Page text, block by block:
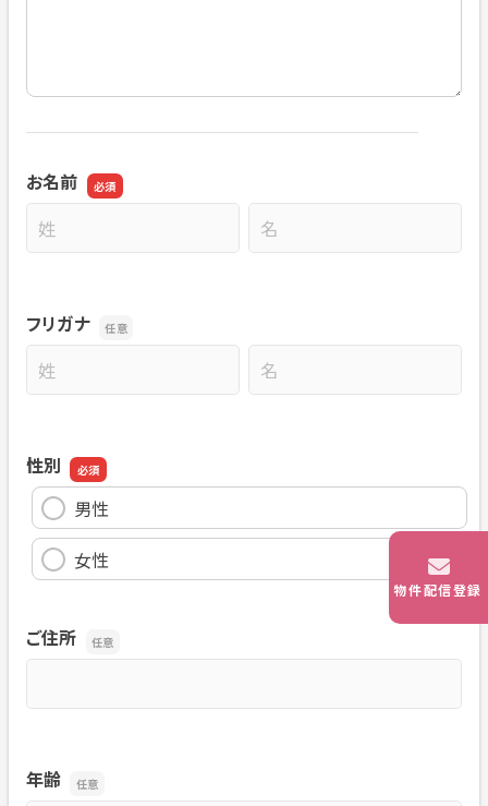
お名前
名前の姓
名前の名
フリガナ
名前の姓
名前の名
性別
男性
女性
ご住所
年齢
物件配信登録